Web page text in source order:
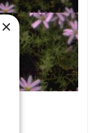
×